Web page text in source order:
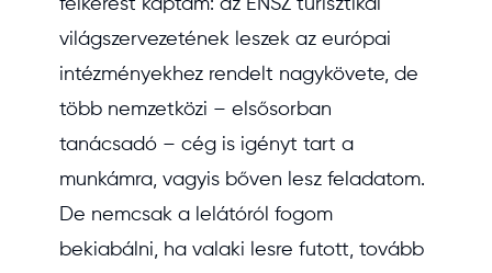
világszervezetének leszek az európai
intézményekhez rendelt nagykövete, de
több nemzetközi – elsősorban
tanácsadó – cég is igényt tart a
munkámra, vagyis bőven lesz feladatom.
De nemcsak a lelátóról fogom
bekiabálni, ha valaki lesre futott, tovább